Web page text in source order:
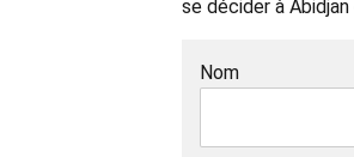
se décider à
Nom